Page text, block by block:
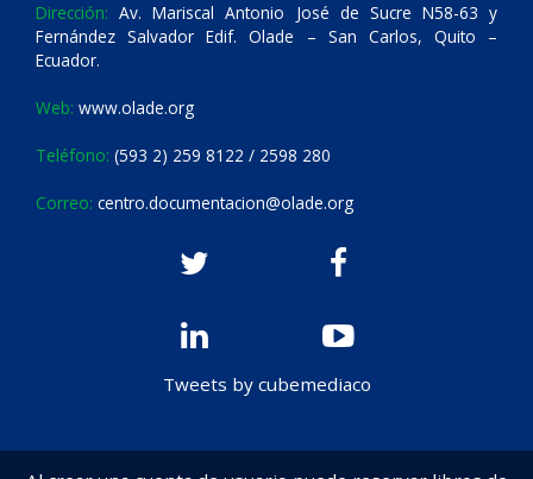
Dirección: Av. Mariscal Antonio José de Sucre N58-63 y
Fernández Salvador Edif. Olade – San Carlos, Quito –
Ecuador.
Web: www.olade.org
Teléfono: (593 2) 259 8122 / 2598 280
Correo: centro.documentacion@olade.org
Tweets by cubemediaco